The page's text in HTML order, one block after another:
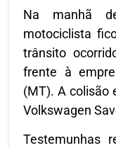
Na manhã
motociclista
trânsito
frente à
(MT). A colisão
Volkswagen
Testemunhas